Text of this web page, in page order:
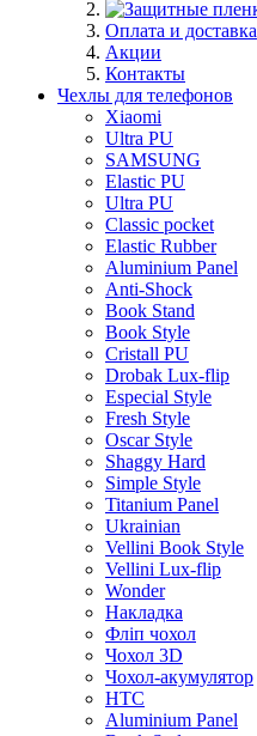
Оплата и доставка
Акции
Контакты
Чехлы для телефонов
Xiaomi
Ultra PU
SAMSUNG
Elastic PU
Ultra PU
Classic pocket
Elastic Rubber
Aluminium Panel
Anti-Shock
Book Stand
Book Style
Cristall PU
Drobak Lux-flip
Especial Style
Fresh Style
Oscar Style
Shaggy Hard
Simple Style
Titanium Panel
Ukrainian
Vellini Book Style
Vellini Lux-flip
Wonder
Накладка
Фліп чохол
Чохол 3D
Чохол-акумулятор
HTC
Aluminium Panel